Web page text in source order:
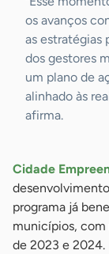
os avanços
as estratégias
dos gestores
um plano de
alinhado às
afirma.
Cidade
programa já
municípios, com
de 2023 e 2024.